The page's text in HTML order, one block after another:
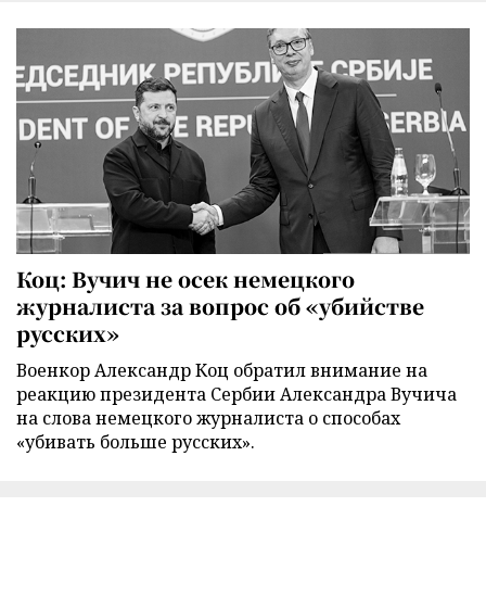
Коц: Вучич не осек немецкого
журналиста за вопрос об «убийстве
русских»
Военкор Александр Коц обратил внимание на
реакцию президента Сербии Александра Вучича
на слова немецкого журналиста о способах
«убивать больше русских».